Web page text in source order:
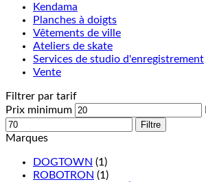
Kendama
Planches à doigts
Vêtements de ville
Ateliers de skate
Services de studio d'enregistrement
Vente
Filtrer par tarif
Prix minimum
Filtre
Marques
DOGTOWN (1)
ROBOTRON (1)